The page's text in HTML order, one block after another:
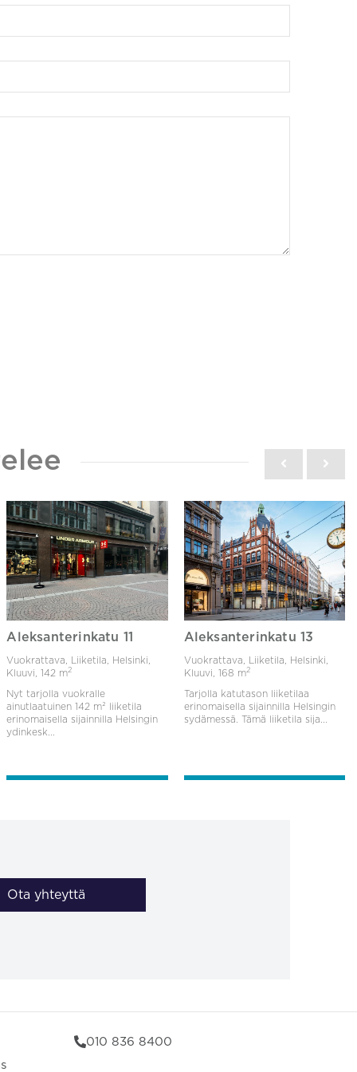
Aleksanterinkatu 11
Vuokrattava, Liiketila, Helsinki,
Kluuvi,142 m2
Nyt tarjolla vuokralle
ainutlaatuinen 142 m² liiketila
erinomaisella sijainnilla Helsingin
ydinkesk...
Aleksanterinkatu 13
Vuokrattava, Liiketila, Helsinki,
Kluuvi, 168 m2
Tarjolla katutason liiketilaa
erinomaisella sijainnilla Helsingin
sydämessä. Tämä liiketila sija...
Ota yhteyttä
010 836 8400